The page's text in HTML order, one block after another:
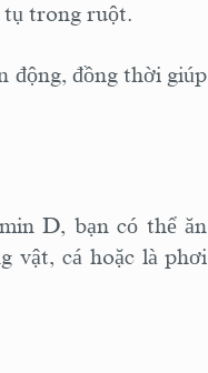
tụ trong ruột.
động, đồng thời giúp
D, bạn có thể ăn
vật, cá hoặc là phơi